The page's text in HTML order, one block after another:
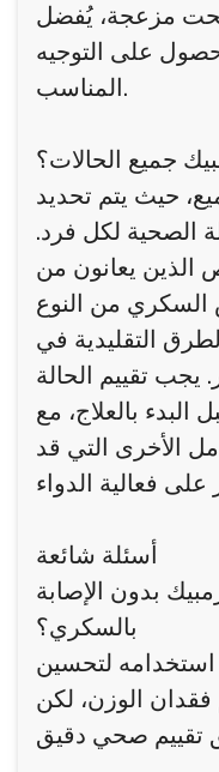
مزعجة، يُفضل
على التوجيه
المناسب.
جميع الحالات؟
حيث يتم تحديد
الصحية لكل فرد.
الذين يعانون من
السكري من النوع
التقليدية في
يجب تقييم الحالة
بالعلاج، مع
الأخرى التي قد
أسئلة شائعة
بدون الإصابة
بالسكري؟
لتحسين
فقدان الوزن، لكن